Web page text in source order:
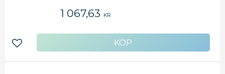
1 067,63 KR
Lägg till i favoriter